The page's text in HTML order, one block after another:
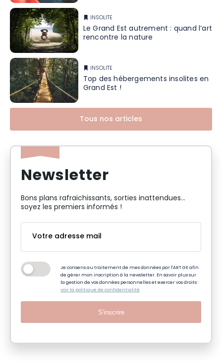
INSOLITE
Le Grand Est autrement : quand l’art
rencontre la nature
INSOLITE
Top des hébergements insolites en
Grand Est !
Tous nos articles
Newsletter
Bons plans rafraichissants, sorties inattendues…
soyez les premiers informés !
Je consens au traitement de mes données par l'ART GE afin
de gérer mon inscription à la newsletter. En savoir plus sur
la gestion de vos données personnelles et exercer vos droits :
voir la politique de confidentialité
S'inscrire